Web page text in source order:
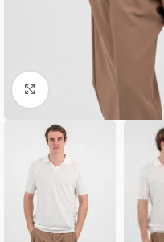
Κλικ για μεγέθυνση